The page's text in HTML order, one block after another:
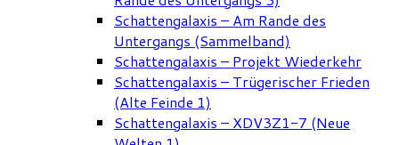
Schattengalaxis – Am Rande des
Untergangs (Sammelband)
Schattengalaxis – Projekt Wiederkehr
Schattengalaxis – Trügerischer Frieden
(Alte Feinde 1)
Schattengalaxis – XDV3Z1-7 (Neue